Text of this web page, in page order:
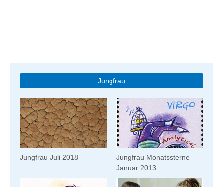
Jungfrau
Jungfrau Juli 2018
Jungfrau Monatssterne
Januar 2013